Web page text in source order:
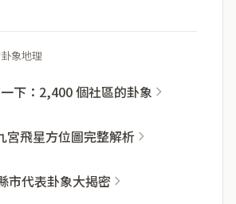
象地理
下：2,400 個社區的卦象
宮飛星方位圖完整解析
市代表卦象大揭密